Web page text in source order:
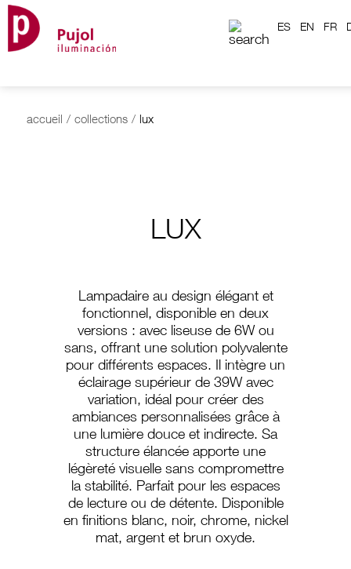
ES EN FR
accueil / collections / lux
LUX
Lampadaire au design élégant et
fonctionnel, disponible en deux
versions : avec liseuse de 6W ou
sans, offrant une solution polyvalente
pour différents espaces. Il intègre un
éclairage supérieur de 39W avec
variation, idéal pour créer des
ambiances personnalisées grâce à
une lumière douce et indirecte. Sa
structure élancée apporte une
légèreté visuelle sans compromettre
la stabilité. Parfait pour les espaces
de lecture ou de détente. Disponible
en finitions blanc, noir, chrome, nickel
mat, argent et brun oxyde.